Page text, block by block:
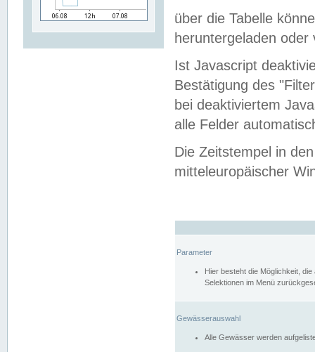
über die Tabelle
heruntergeladen oder
Ist Javascript
Bestätigung des
bei deaktiviertem
alle Felder
Die Zeitstempel in
mitteleuropäischer
Parameter
Hier besteht die Möglichkeit,
Selektionen im Menü
Gewässerauswahl
Alle Gewässer werden